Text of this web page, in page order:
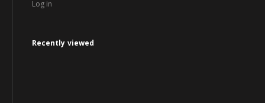
Log in
Recently viewed